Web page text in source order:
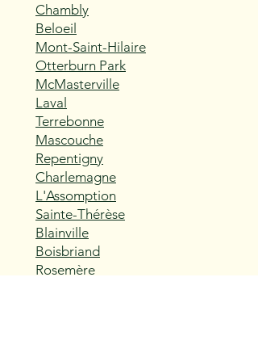
Chambly
Beloeil
Mont-Saint-Hilaire
Otterburn Park
McMasterville
Laval
Terrebonne
Mascouche
Repentigny
Charlemagne
L'Assomption
Sainte-Thérèse
Blainville
Boisbriand
Rosemère